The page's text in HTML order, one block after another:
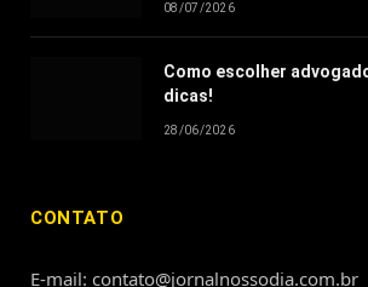
08/07/2026
Como escolher
dicas!
28/06/2026
CONTATO
E-mail: contato@jornalnossodia.com.br